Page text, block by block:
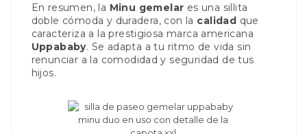
En resumen, la Minu gemelar es una sillita
doble cómoda y duradera, con la calidad que
caracteriza a la prestigiosa marca americana
Uppababy. Se adapta a tu ritmo de vida sin
renunciar a la comodidad y seguridad de tus
hijos.